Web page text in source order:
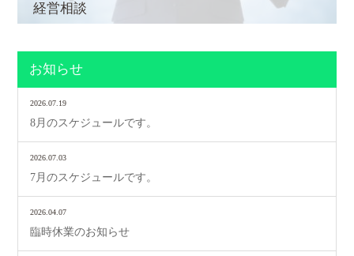
経営相談
お知らせ
2026.07.19
8月のスケジュールです。
2026.07.03
7月のスケジュールです。
2026.04.07
臨時休業のお知らせ